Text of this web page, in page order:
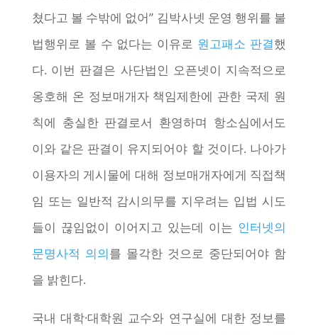
쳤다고 볼 수밖에 없어” 김박사넷 운영 행위를 불
법행위로 볼 수 없다는 이유로 원고패소 판결했
다. 이번 판결은 사단법인 오픈넷이 지속적으로
옹호해 온 정보매개자 책임제한에 관한 국제 원
칙에 충실한 판결로서 환영하며 항소심에서도
이와 같은 판결이 유지되어야 할 것이다. 나아가
이용자의 게시물에 대해 정보매개자에게 직접책
임 또는 일반적 감시의무를 지우려는 입법 시도
들이 끊임없이 이어지고 있는데 이는 인터넷의
문명사적 의의를 몰각한 것으로 중단되어야 함
을 밝힌다.
국내 대학·대학원 교수와 연구실에 대한 정보를